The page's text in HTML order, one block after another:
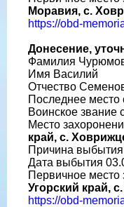
Моравия, с.
https://obd-
Донесение,
Фамилия
Имя Василий
Отчество
Последнее
Воинское звание
Место
край, с.
Причина выбытия
Дата выбытия
Первичное место
Угорский край,
https://obd-